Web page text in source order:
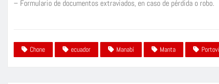
– Formulario de documentos extraviados, en caso de pérdida o robo.
Chone ecuador Manabí Manta